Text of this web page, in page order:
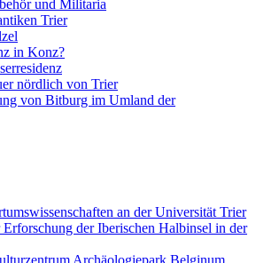
und Militaria
Trier
in Konz?
nördlich von Trier
von Bitburg im Umland der
an der Universität Trier
der Iberischen Halbinsel in der
Archäologiepark Belginum